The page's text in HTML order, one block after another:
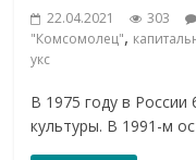
22.04.2021 303
"Комсомолец",
укс
В 1975 году в
культуры. В 1991-м